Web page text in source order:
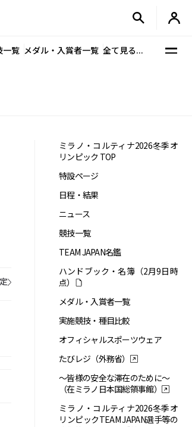
一覧 メダル・入賞者一覧 全て見る...
ミラノ・コルティナ2026冬季オ
リンピック TOP
特設ページ
日程・結果
ニュース
競技一覧
TEAM JAPAN名鑑
ハンドブック・名簿（2月9日時
点）
メダル・入賞者一覧
実施競技・種目比較
オフィシャルスポーツウェア
たびレジ（外務省）
～皆様の安全な滞在のために～
（在ミラノ日本国総領事館）
ミラノ・コルティナ2026冬季オ
リンピックTEAM JAPAN選手等の